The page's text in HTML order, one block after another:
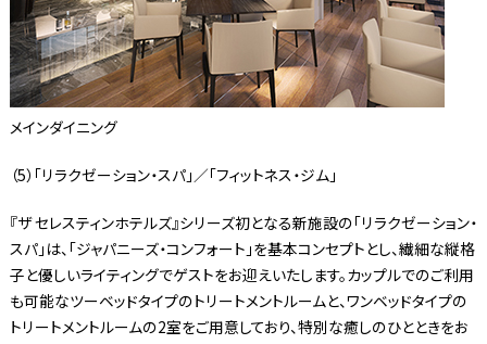
メインダイニング
（5）「リラクゼーション・スパ」／「フィットネス・ジム」
『ザ セレスティンホテルズ』シリーズ初となる新施設の「リラクゼーション・
スパ」は、「ジャパニーズ・コンフォート」を基本コンセプトとし、繊細な縦格
子と優しいライティングでゲストをお迎えいたします。カップルでのご利用
も可能なツーベッドタイプのトリートメントルームと、ワンベッドタイプの
トリートメントルームの2室をご用意しており、特別な癒しのひとときをお